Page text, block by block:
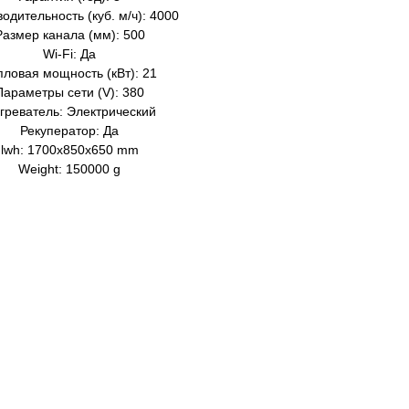
(куб. м/ч): 4000
канала (мм): 500
Wi-Fi: Да
мощность (кВт): 21
сети (V): 380
Электрический
Рекуператор: Да
lwh: 1700x850x650 mm
Weight: 150000 g